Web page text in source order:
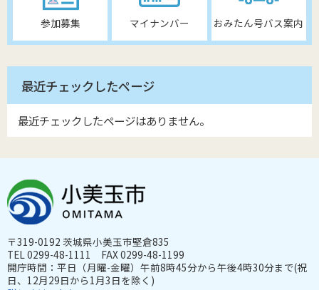
参加募集 マイナンバー おみたん号バス案内
最近チェックしたページ
最近チェックしたページはありません。
〒319-0192 茨城県小美玉市堅倉835
TEL 0299-48-1111 FAX 0299-48-1199
開庁時間：平日（月曜-金曜）午前8時45分から午後4時30分まで(祝
日、12月29日から1月3日を除く)